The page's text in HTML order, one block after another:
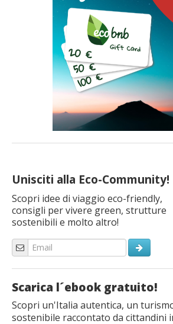
Unisciti alla Eco-Community!
Scopri idee di viaggio eco-friendly,
consigli per vivere green, strutture
sostenibili e molto altro!
Scarica l´ebook gratuito!
Scopri un'Italia autentica, un
sostenibile raccontato da cittandini